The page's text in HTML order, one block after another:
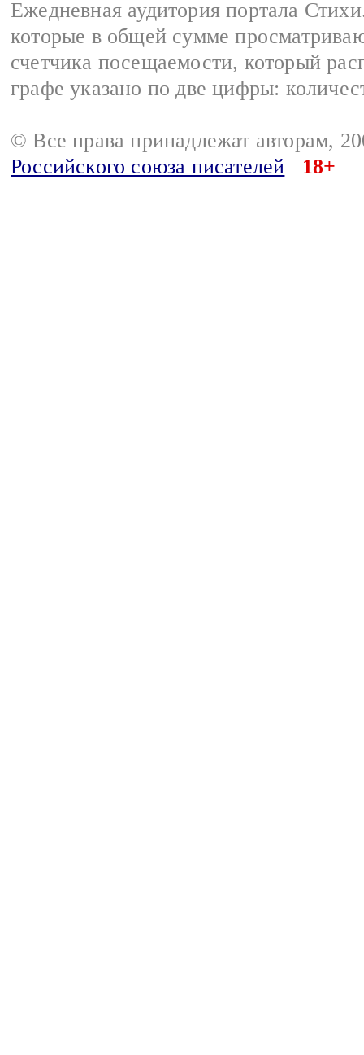
Ежедневная аудитория портала
которые в общей сумме
счетчика посещаемости, который
графе указано по две цифры:
© Все права принадлежат авторам,
Российского союза писателей
18+